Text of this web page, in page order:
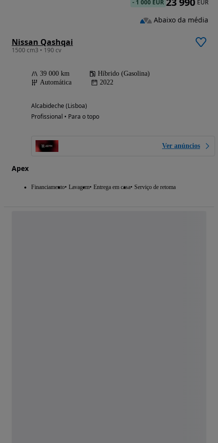
Nissan Qashqai
1500 cm3 • 190 cv
39 000 km
Híbrido (Gasolina)
Automática
2022
Alcabideche (Lisboa)
Profissional • Para o topo
Ver anúncios
Apex
Financiamento Lavagem Entrega em casa Serviço de retoma
- 1 000 EUR EUR
Abaixo da média